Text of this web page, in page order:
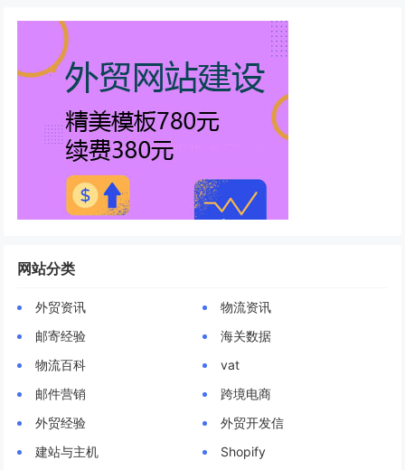
网站分类
外贸资讯
物流资讯
邮寄经验
海关数据
物流百科
vat
邮件营销
跨境电商
外贸经验
外贸开发信
建站与主机
Shopify